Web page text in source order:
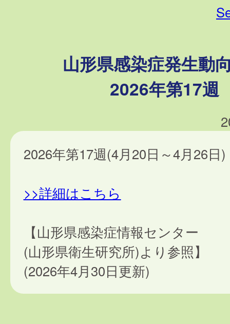
山形県感染症発生動
2026年第17週
2026年第17週(4月20日～4月26日)
>>詳細はこちら
【山形県感染症情報センター
(山形県衛生研究所)より参照】
(2026年4月30日更新)